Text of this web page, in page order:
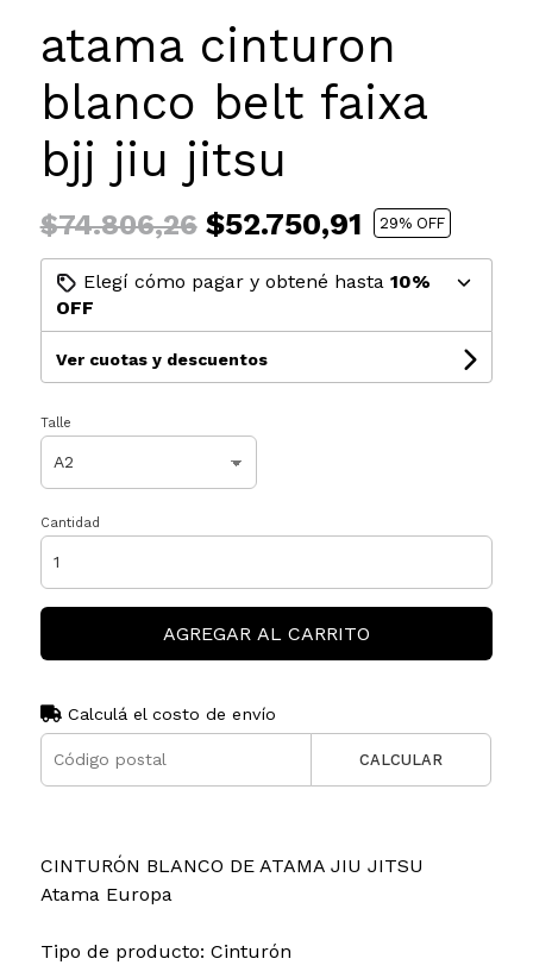
atama cinturon
blanco belt faixa
bjj jiu jitsu
$74.806,26$52.750,91 29% OFF
Elegí cómo pagar y obtené hasta 10%
OFF
Ver cuotas y descuentos
Talle
Cantidad
AGREGAR AL CARRITO
Calculá el costo de envío
CALCULAR
CINTURÓN BLANCO DE ATAMA JIU JITSU
Atama Europa
Tipo de producto: Cinturón